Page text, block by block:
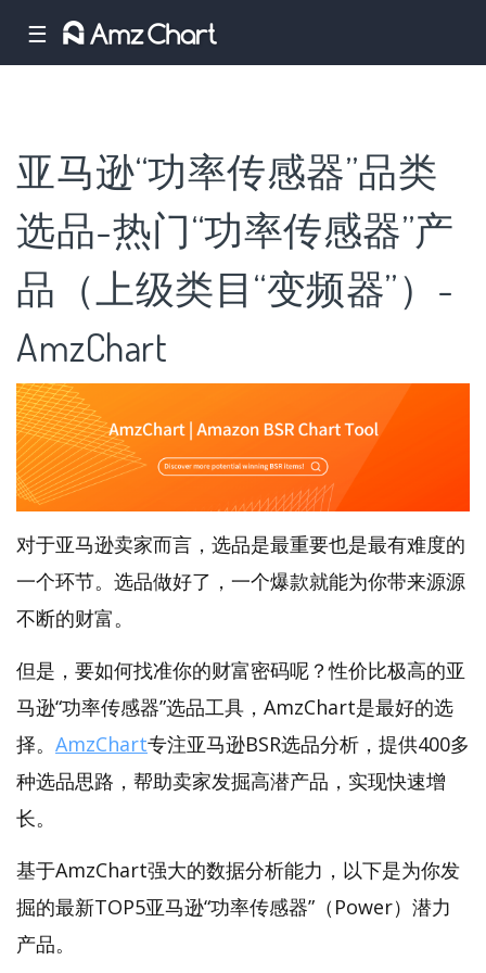
☰
亚马逊“功率传感器”品类
选品-热门“功率传感器”产
品（上级类目“变频器”）-
AmzChart
对于亚马逊卖家而言，选品是最重要也是最有难度的
一个环节。选品做好了，一个爆款就能为你带来源源
不断的财富。
但是，要如何找准你的财富密码呢？性价比极高的亚
马逊“功率传感器”选品工具，AmzChart是最好的选
择。 AmzChart专注亚马逊BSR选品分析，提供400多
种选品思路，帮助卖家发掘高潜产品，实现快速增
长。
基于AmzChart强大的数据分析能力，以下是为你发
掘的最新TOP5亚马逊“功率传感器”（Power）潜力
产品。